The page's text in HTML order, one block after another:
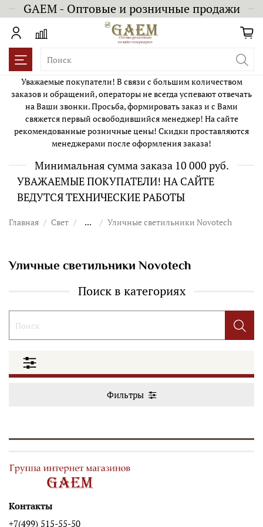
GAEM - Оптовые и розничные продажи
Уважаемые покупатели! В связи с большим количеством
заказов и обращений, операторы не всегда успевают отвечать
на Ваши звонки. Просьба, формировать заказ и с Вами
свяжется первый освободившийся менеджер! На сайте
рекомендованные розничные цены! Скидки проставляются
менеджерами после оформления заказа!
Минимальная сумма заказа 10 000 руб.
УВАЖАЕМЫЕ ПОКУПАТЕЛИ! НА САЙТЕ
ВЕДУТСЯ ТЕХНИЧЕСКИЕ РАБОТЫ
Главная Свет ... Уличные светильники Novotech
Уличные светильники Novotech
Поиск в категориях
Фильтры
Контакты
+7(499) 515-55-50